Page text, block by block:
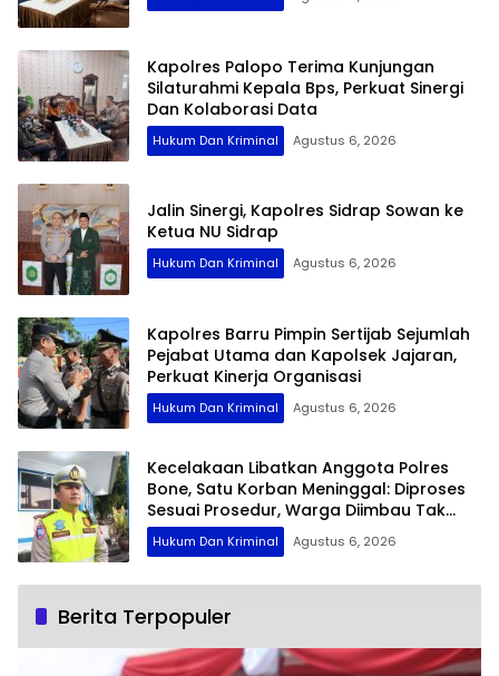
Kapolres Palopo Terima Kunjungan
Silaturahmi Kepala Bps, Perkuat Sinergi
Dan Kolaborasi Data
Hukum Dan Kriminal Agustus 6, 2026
Jalin Sinergi, Kapolres Sidrap Sowan ke
Ketua NU Sidrap
Hukum Dan Kriminal Agustus 6, 2026
Kapolres Barru Pimpin Sertijab Sejumlah
Pejabat Utama dan Kapolsek Jajaran,
Perkuat Kinerja Organisasi
Hukum Dan Kriminal Agustus 6, 2026
Kecelakaan Libatkan Anggota Polres
Bone, Satu Korban Meninggal: Diproses
Sesuai Prosedur, Warga Diimbau Tak
Berspekulasi
Hukum Dan Kriminal Agustus 6, 2026
Berita Terpopuler